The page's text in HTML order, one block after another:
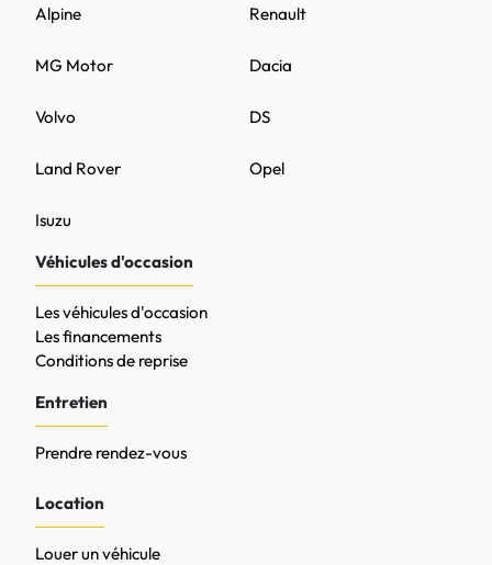
DS
MG Motor
Opel
Volvo
Renault
Land Rover
Dacia
Alpine
Isuzu
Véhicules d'occasion
Les véhicules d'occasion
Les financements
Conditions de reprise
Entretien
Prendre rendez-vous
Location
Louer un véhicule